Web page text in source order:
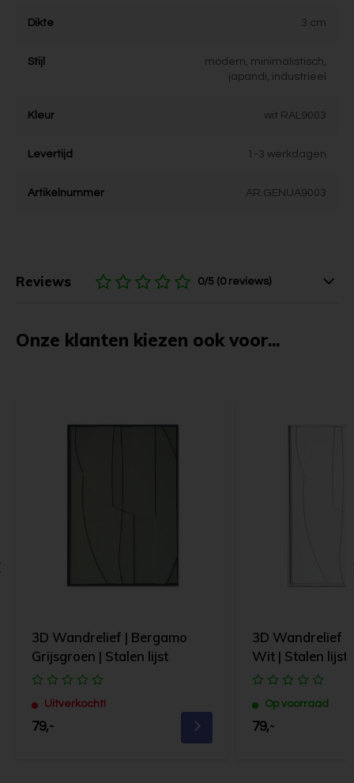
Dikte 3 cm
Stijl
modern, minimalistisch,
japandi, industrieel
Kleur wit RAL9003
Levertijd 1-3 werkdagen
Artikelnummer AR.GENUA9003
Reviews 0/5 (0 reviews)
Onze klanten kiezen ook voor...
3D Wandrelief | Bergamo
Grijsgroen | Stalen lijst
Uitverkocht!
79,-
3D Wandrelief |
Wit | Stalen lijst
Op voorraad
79,-